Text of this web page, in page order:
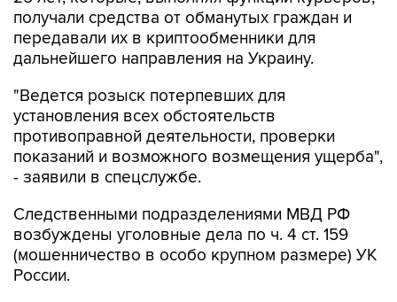
получали средства от обманутых граждан и
передавали их в криптообменники для
дальнейшего направления на Украину.
"Ведется розыск потерпевших для
установления всех обстоятельств
противоправной деятельности, проверки
показаний и возможного возмещения ущерба",
- заявили в спецслужбе.
Следственными подразделениями МВД РФ
возбуждены уголовные дела по ч. 4 ст. 159
(мошенничество в особо крупном размере) УК
России.